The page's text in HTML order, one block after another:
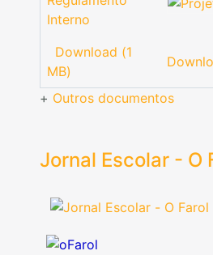
Download (1
MB)
+ Outros documentos
Jornal Escolar - O